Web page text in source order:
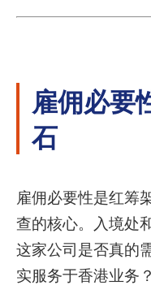
雇佣必要
石
雇佣必要性是红筹
查的核心。入境处
这家公司是否真的
实服务于香港业务？